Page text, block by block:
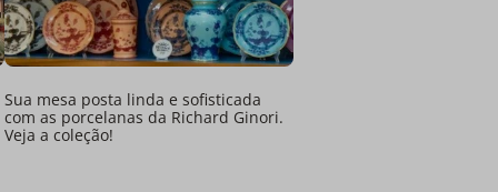
Sua mesa posta linda e sofisticada
com as porcelanas da Richard Ginori.
Veja a coleção!